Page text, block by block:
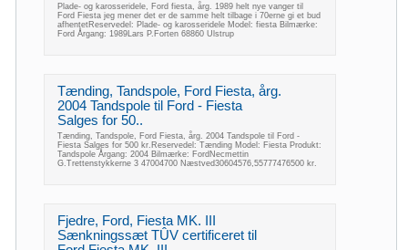
Plade- og karosseridele, Ford fiesta, årg. 1989 helt nye vanger til
Ford Fiesta jeg mener det er de samme helt tilbage i 70erne gi et bud
afhentetReservedel: Plade- og karosseridele Model: fiesta Bilmærke:
Ford Årgang: 1989Lars P.Forten 68860 Ulstrup
Tænding, Tandspole, Ford Fiesta, årg.
2004 Tandspole til Ford - Fiesta
Salges for 50..
Tænding, Tandspole, Ford Fiesta, årg. 2004 Tandspole til Ford -
Fiesta Salges for 500 kr.Reservedel: Tænding Model: Fiesta Produkt:
Tandspole Årgang: 2004 Bilmærke: FordNecmettin
G.Trettenstykkerne 3 47004700 Næstved30604576,55777476500 kr.
Fjedre, Ford, Fiesta MK. III
Sænkningssæt TÛV certificeret til